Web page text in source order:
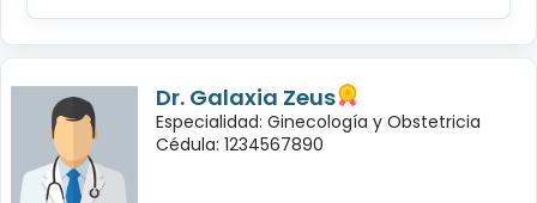
Dr. Galaxia Zeus
Especialidad: Ginecología y Obstetricia
Cédula: 1234567890